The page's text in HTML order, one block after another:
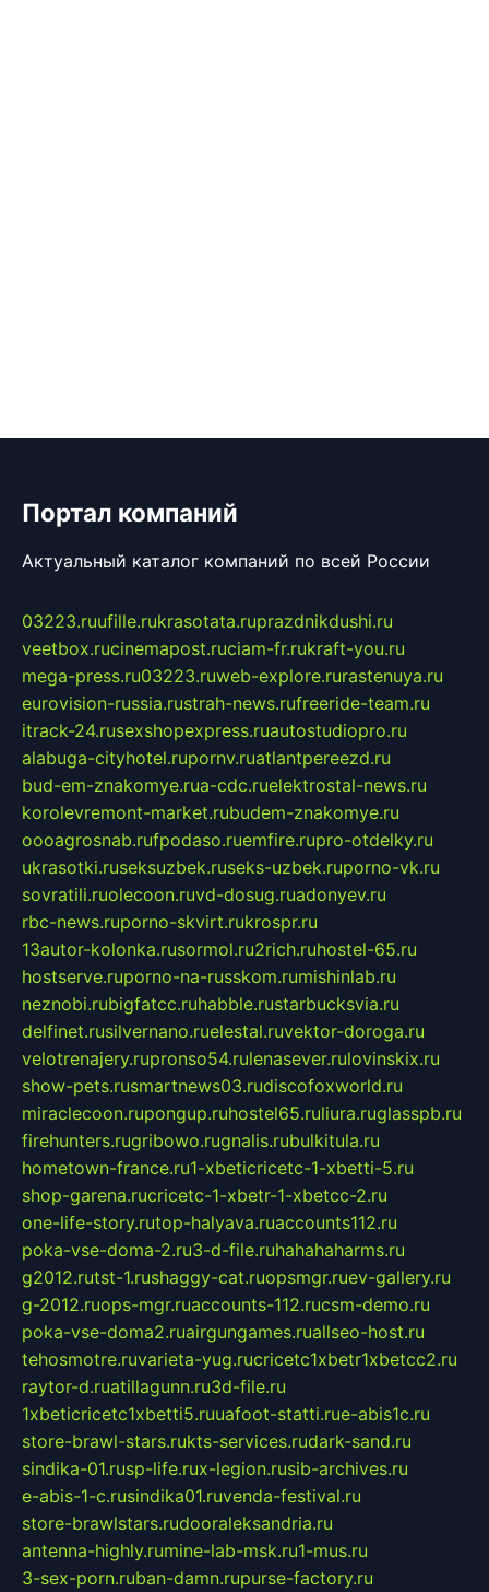
Портал компаний
Актуальный каталог компаний по всей России
03223.ruufille.rukrasotata.ruprazdnikdushi.ru
veetbox.rucinemapost.ruciam-fr.rukraft-you.ru
mega-press.ru03223.ruweb-explore.rurastenuya.ru
eurovision-russia.rustrah-news.rufreeride-team.ru
itrack-24.rusexshopexpress.ruautostudiopro.ru
alabuga-cityhotel.rupornv.ruatlantpereezd.ru
bud-em-znakomye.rua-cdc.ruelektrostal-news.ru
korolevremont-market.rubudem-znakomye.ru
oooagrosnab.rufpodaso.ruemfire.rupro-otdelky.ru
ukrasotki.ruseksuzbek.ruseks-uzbek.ruporno-vk.ru
sovratili.ruolecoon.ruvd-dosug.ruadonyev.ru
rbc-news.ruporno-skvirt.rukrospr.ru
13autor-kolonka.rusormol.ru2rich.ruhostel-65.ru
hostserve.ruporno-na-russkom.rumishinlab.ru
neznobi.rubigfatcc.ruhabble.rustarbucksvia.ru
delfinet.rusilvernano.ruelestal.ruvektor-doroga.ru
velotrenajery.rupronso54.rulenasever.rulovinskix.ru
show-pets.rusmartnews03.rudiscofoxworld.ru
miraclecoon.rupongup.ruhostel65.ruliura.ruglasspb.ru
firehunters.rugribowo.rugnalis.rubulkitula.ru
hometown-france.ru1-xbeticricetc-1-xbetti-5.ru
shop-garena.rucricetc-1-xbetr-1-xbetcc-2.ru
one-life-story.rutop-halyava.ruaccounts112.ru
poka-vse-doma-2.ru3-d-file.ruhahahaharms.ru
g2012.rutst-1.rushaggy-cat.ruopsmgr.ruev-gallery.ru
g-2012.ruops-mgr.ruaccounts-112.rucsm-demo.ru
poka-vse-doma2.ruairgungames.ruallseo-host.ru
tehosmotre.ruvarieta-yug.rucricetc1xbetr1xbetcc2.ru
raytor-d.ruatillagunn.ru3d-file.ru
1xbeticricetc1xbetti5.ruuafoot-statti.rue-abis1c.ru
store-brawl-stars.rukts-services.rudark-sand.ru
sindika-01.rusp-life.rux-legion.rusib-archives.ru
e-abis-1-c.rusindika01.ruvenda-festival.ru
store-brawlstars.rudooraleksandria.ru
antenna-highly.rumine-lab-msk.ru1-mus.ru
3-sex-porn.ruban-damn.rupurse-factory.ru